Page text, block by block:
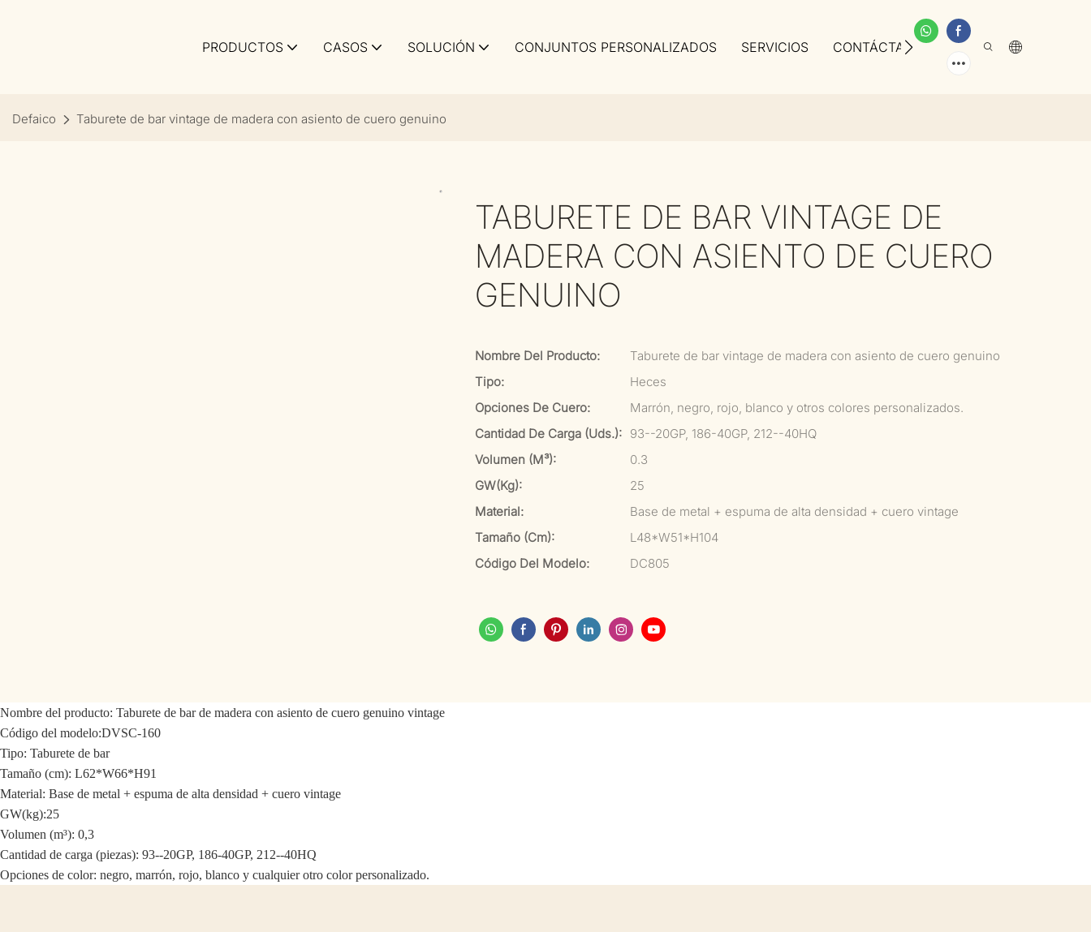
PRODUCTOS CASOS SOLUCIÓN CONJUNTOS PERSONALIZADOS SERVICIOS CONTÁCTANOS SOBRE NOSOTROS
Defaico Taburete de bar vintage de madera con asiento de cuero genuino
TABURETE DE BAR VINTAGE DE
MADERA CON ASIENTO DE CUERO
GENUINO
Nombre Del Producto:
Taburete de bar vintage de madera con asiento de cuero genuino
Tipo:
Heces
Opciones De Cuero:
Marrón, negro, rojo, blanco y otros colores personalizados.
Cantidad De Carga (uds.): 93--20GP, 186-40GP, 212--40HQ
Volumen (m³):
0.3
GW(kg):
25
Material:
Base de metal + espuma de alta densidad + cuero vintage
Tamaño (cm):
L48*W51*H104
Código Del Modelo:
DC805
Nombre del producto: Taburete de bar de madera con asiento de cuero genuino vintage
Código del modelo:DVSC-160
Tipo: Taburete de bar
Tamaño (cm): L62*W66*H91
Material: Base de metal + espuma de alta densidad + cuero vintage
GW(kg):25
Volumen (m³): 0,3
Cantidad de carga (piezas): 93--20GP, 186-40GP, 212--40HQ
Opciones de color: negro, marrón, rojo, blanco y cualquier otro color personalizado.